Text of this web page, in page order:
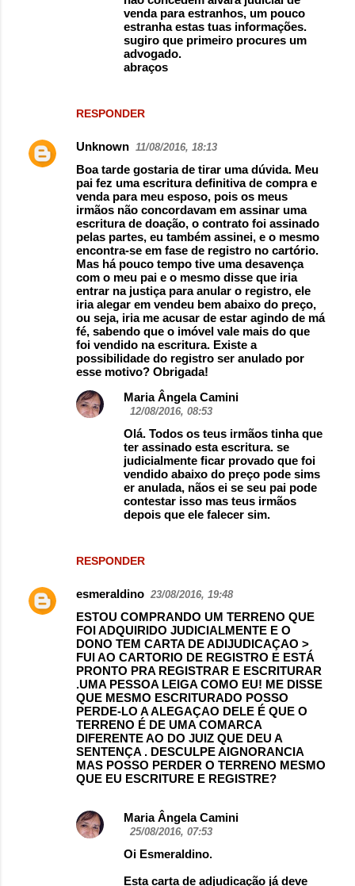
RESPONDER
venda para estranhos, um pouco
estranha estas tuas informações.
sugiro que primeiro procures um
advogado.
abraços
Unknown 11/08/2016, 18:13
Boa tarde gostaria de tirar uma dúvida. Meu
pai fez uma escritura definitiva de compra e
venda para meu esposo, pois os meus
irmãos não concordavam em assinar uma
escritura de doação, o contrato foi assinado
pelas partes, eu também assinei, e o mesmo
encontra-se em fase de registro no cartório.
Mas há pouco tempo tive uma desavença
com o meu pai e o mesmo disse que iria
entrar na justiça para anular o registro, ele
iria alegar em vendeu bem abaixo do preço,
ou seja, iria me acusar de estar agindo de má
fé, sabendo que o imóvel vale mais do que
foi vendido na escritura. Existe a
possibilidade do registro ser anulado por
esse motivo? Obrigada!
RESPONDER
Maria Ângela Camini
12/08/2016, 08:53
Olá. Todos os teus irmãos tinha que
ter assinado esta escritura. se
judicialmente ficar provado que foi
vendido abaixo do preço pode sims
er anulada, nãos ei se seu pai pode
contestar isso mas teus irmãos
depois que ele falecer sim.
esmeraldino 23/08/2016, 19:48
ESTOU COMPRANDO UM TERRENO QUE
FOI ADQUIRIDO JUDICIALMENTE E O
DONO TEM CARTA DE ADIJUDICAÇAO >
FUI AO CARTORIO DE REGISTRO E ESTÁ
PRONTO PRA REGISTRAR E ESCRITURAR
.UMA PESSOA LEIGA COMO EU! ME DISSE
QUE MESMO ESCRITURADO POSSO
PERDE-LO A ALEGAÇAO DELE É QUE O
TERRENO É DE UMA COMARCA
DIFERENTE AO DO JUIZ QUE DEU A
SENTENÇA . DESCULPE AIGNORANCIA
MAS POSSO PERDER O TERRENO MESMO
QUE EU ESCRITURE E REGISTRE?
Maria Ângela Camini
25/08/2016, 07:53
Oi Esmeraldino.
Esta carta de adjudicação já deve